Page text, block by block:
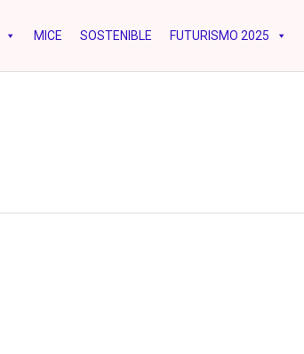
MICE SOSTENIBLE FUTURISMO 2025